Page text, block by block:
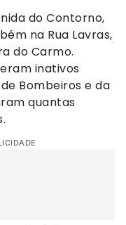
do Contorno,
na Rua Lavras,
do Carmo.
inativos
Bombeiros e da
quantas